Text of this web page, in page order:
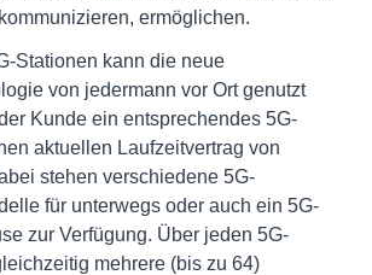
ermöglichen.
Stationen kann die neue
von jedermann vor Ort genutzt
Kunde ein entsprechendes 5G-
aktuellen Laufzeitvertrag von
stehen verschiedene 5G-
für unterwegs oder auch ein 5G-
zur Verfügung. Über jeden 5G-
mehrere (bis zu 64)